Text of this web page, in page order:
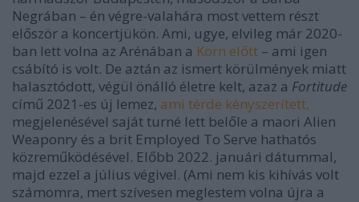
Negrában – én végre-valahára most vettem részt
először a koncertjükön. Ami, ugye, elvileg már 2020-
ban lett volna az Arénában a Korn előtt – ami igen
csábító is volt. De aztán az ismert körülmények miatt
halasztódott, végül önálló életre kelt, azaz a Fortitude
című 2021-es új lemez, ami térde kényszerített,
megjelenésével saját turné lett belőle a maori Alien
Weaponry és a brit Employed To Serve hathatós
közreműködésével. Előbb 2022. januári dátummal,
majd ezzel a július végivel. (Ami nem kis kihívás volt
számomra, mert szívesen meglestem volna újra a